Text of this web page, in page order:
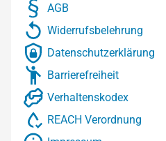
AGB
Widerrufsbelehrung
Datenschutzerklärung
Barrierefreiheit
Verhaltenskodex
REACH Verordnung